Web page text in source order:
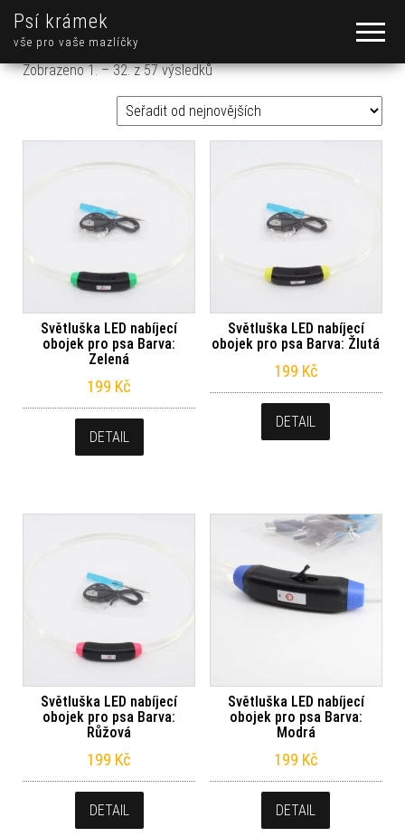
Psí krámek
vše pro vaše mazlíčky
Zobrazeno 1. – 32. z 57 výsledkůSeřazeno od nejnovějších
Světluška LED nabíjecí
obojek pro psa Barva:
Zelená
199 Kč
DETAIL
Světluška LED nabíjecí
obojek pro psa Barva: Žlutá
199 Kč
DETAIL
Světluška LED nabíjecí
obojek pro psa Barva:
Růžová
199 Kč
DETAIL
Světluška LED nabíjecí
obojek pro psa Barva:
Modrá
199 Kč
DETAIL